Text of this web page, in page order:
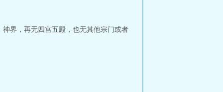
界，再无四宫五殿，也无其他宗门或者